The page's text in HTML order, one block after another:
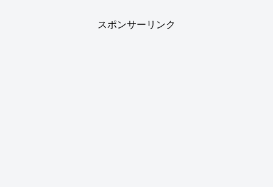
スポンサーリンク